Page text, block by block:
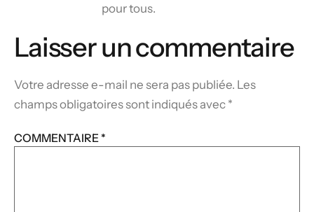
pour tous.
Laisser un commentaire
Votre adresse e-mail ne sera pas publiée. Les
champs obligatoires sont indiqués avec *
COMMENTAIRE *